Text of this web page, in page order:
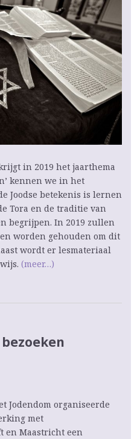
in 2019 het jaarthema
kennen we in het
Joodse betekenis is lernen
Tora en de traditie van
begrijpen. In 2019 zullen
worden gehouden om dit
wordt er lesmateriaal
(meer…)
Jodendom organiseerde
met
en Maastricht een